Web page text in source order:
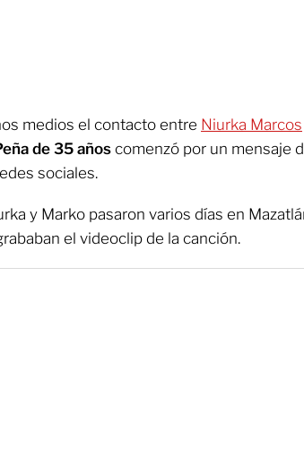
medios el contacto entre Niurka Marcos
de 35 años comenzó por un mensaje
sociales.
y Marko pasaron varios días en
el videoclip de la canción.